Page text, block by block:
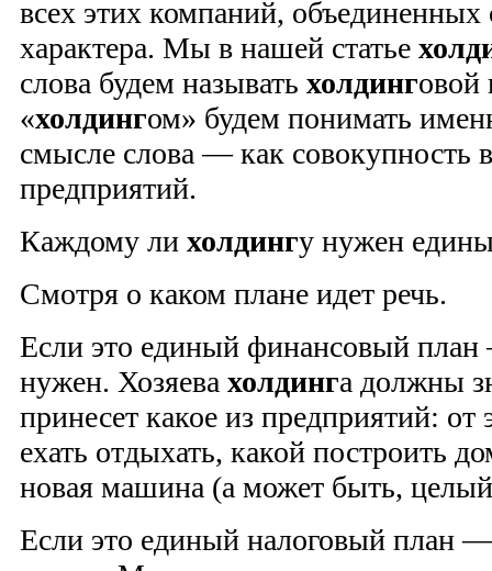
всех этих компаний, объединенных
характера. Мы в нашей статье
слова будем называть холдинговой
«холдингом» будем понимать
смысле слова — как совокупность
предприятий.
Каждому ли холдингу нужен
Смотря о каком плане идет речь.
Если это единый финансовый
нужен. Хозяева холдинга должны
принесет какое из предприятий: от
ехать отдыхать, какой построить
новая машина (а может быть, целый
Если это единый налоговый план